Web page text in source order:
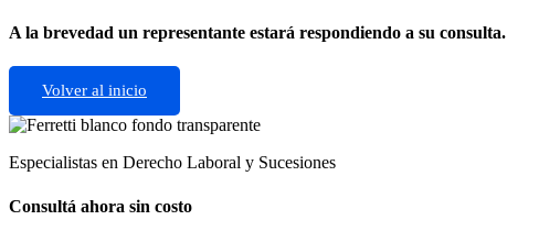
A la brevedad un representante estará respondiendo a su consulta.
Volver al inicio
Especialistas en Derecho Laboral y Sucesiones
Consultá ahora sin costo